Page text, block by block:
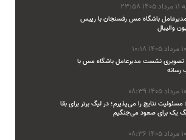
باشگاه مس رفسنجان با رییس
والیبال
تصویری نشست مدیرعامل باشگاه مس با
رسانه
نتایج را می‌پذیرم؛ در لیگ برتر برای بقا
یک برای صعود می‌جنگیم